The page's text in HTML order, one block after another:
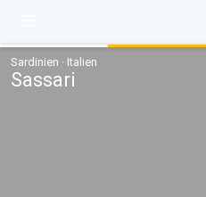
Sardinien · Italien
Sassari